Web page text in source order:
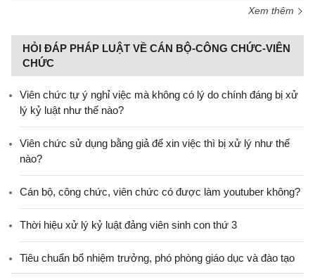
Xem thêm
HỎI ĐÁP PHÁP LUẬT VỀ CÁN BỘ-CÔNG CHỨC-VIÊN
CHỨC
Viên chức tự ý nghỉ việc mà không có lý do chính đáng bị xử
lý kỷ luật như thế nào?
Viên chức sử dụng bằng giả để xin việc thì bị xử lý như thế
nào?
Cán bộ, công chức, viên chức có được làm youtuber không?
Thời hiệu xử lý kỷ luật đảng viên sinh con thứ 3
Tiêu chuẩn bổ nhiệm trưởng, phó phòng giáo dục và đào tạo